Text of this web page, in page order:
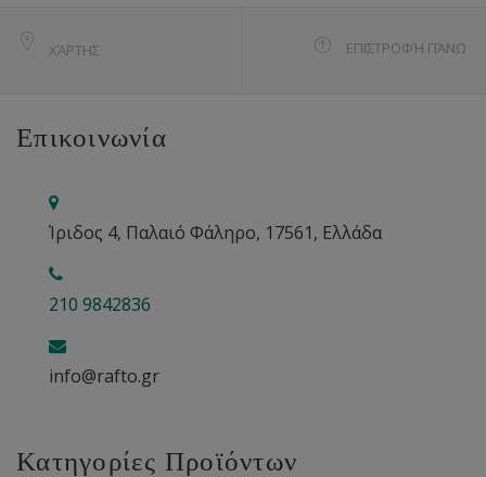
ΧΆΡΤΗΣ ΕΠΙΣΤΡΟΦΉ ΠΆΝΩ
Επικοινωνία
Ίριδος 4, Παλαιό Φάληρο, 17561, Ελλάδα
210 9842836
info@rafto.gr
Κατηγορίες Προϊόντων